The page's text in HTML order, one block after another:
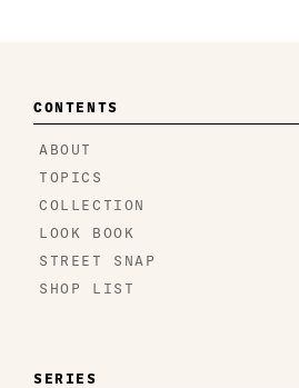
CONTENTS
ABOUT
TOPICS
COLLECTION
LOOK BOOK
STREET SNAP
SHOP LIST
SERIES